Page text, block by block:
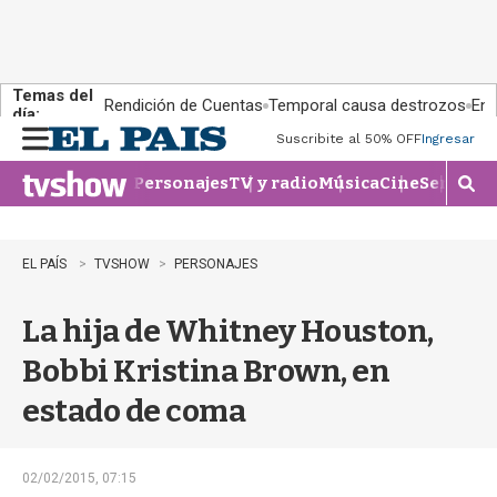
Temas del
día:
Rendición de Cuentas Temporal causa destrozos En
n
u
Suscribite al 50% OFFIngresar
PersonajesTV y radioMúsicaCineSeries
M
o
EL PAÍS TVSHOW PERSONAJES
La hija de Whitney Houston,
Bobbi Kristina Brown, en
estado de coma
02/02/2015, 07:15